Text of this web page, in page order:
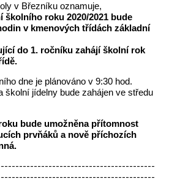
v Březníku oznamuje,
školního roku 2020/2021 bude
v kmenových třídách základní
do 1. ročníku zahájí školní rok
dne je plánováno v 9:30 hod.
školní jídelny bude zahájen ve středu
bude umožněna přítomnost
prvňáků a nově příchozích